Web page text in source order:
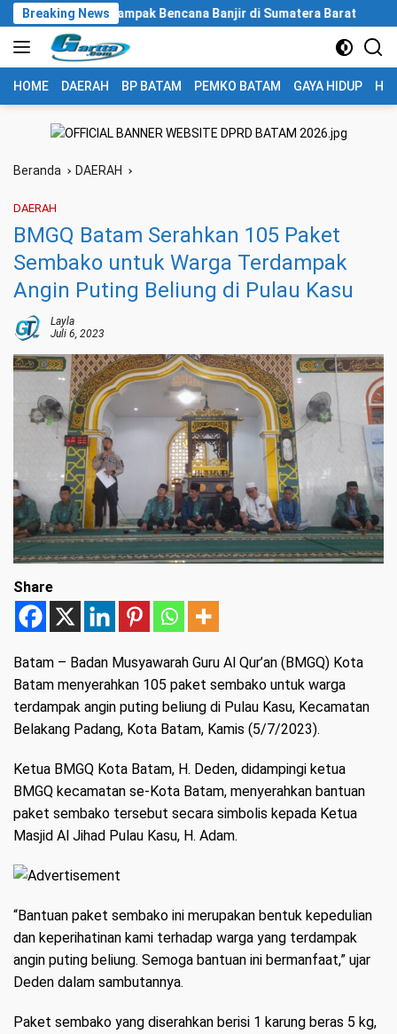
Langsung
ke
konten
Breaking News
Terdampak Bencana Banjir di Sumatera Barat
HOME DAERAH BP BATAM PEMKO BATAM GAYA HIDUP
Beranda DAERAH
DAERAH
BMGQ Batam Serahkan 105 Paket
Sembako untuk Warga Terdampak
Angin Puting Beliung di Pulau Kasu
Layla
Juli 6, 2023
Share
Batam – Badan Musyawarah Guru Al Qur’an (BMGQ) Kota
Batam menyerahkan 105 paket sembako untuk warga
terdampak angin puting beliung di Pulau Kasu, Kecamatan
Belakang Padang, Kota Batam, Kamis (5/7/2023).
Ketua BMGQ Kota Batam, H. Deden, didampingi ketua
BMGQ kecamatan se-Kota Batam, menyerahkan bantuan
paket sembako tersebut secara simbolis kepada Ketua
Masjid Al Jihad Pulau Kasu, H. Adam.
“Bantuan paket sembako ini merupakan bentuk kepedulian
dan keperihatinan kami terhadap warga yang terdampak
angin puting beliung. Semoga bantuan ini bermanfaat,” ujar
Deden dalam sambutannya.
Paket sembako yang diserahkan berisi 1 karung beras 5 kg,